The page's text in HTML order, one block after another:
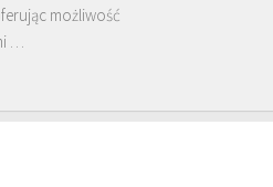
możliwość
…